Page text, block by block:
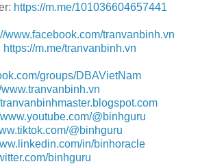
https://m.me/101036604657441
www.facebook.com/tranvanbinh.vn
https://m.me/tranvanbinh.vn
groups/DBAVietNam
www.tranvanbinh.vn
@binhguru
@binhguru
in/binhoracle
binhguru